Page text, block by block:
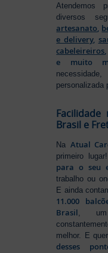
Atendemos
diversos
artesanato,
e delivery,
cabeleireiros,
e muito
personalizada
Brasil e
Na Atual
primeiro
para o seu
trabalho ou
E ainda
11.000
Brasil, um
melhor. E
desses